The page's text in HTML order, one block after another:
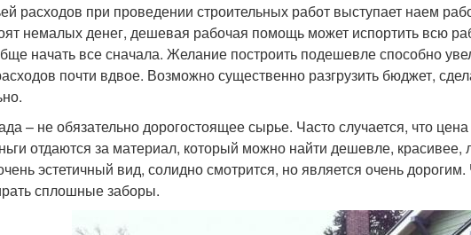
расходов при проведении строительных работ выступает наем
немалых денег, дешевая рабочая помощь может испортить всю
начать все сначала. Желание построить подешевле способно
почти вдвое. Возможно существенно разгрузить бюджет,
– не обязательно дорогостоящее сырье. Часто случается, что
отдаются за материал, который можно найти дешевле,
эстетичный вид, солидно смотрится, но является очень
сплошные заборы.